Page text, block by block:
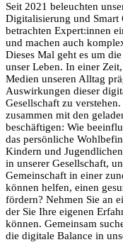
Seit 2021 beleuchten
Digitalisierung und Smart
betrachten Expert:innen
und machen auch
Dieses Mal geht es um
unser Leben. In einer
Medien unseren Alltag
Auswirkungen dieser
Gesellschaft zu
zusammen mit den
beschäftigen: Wie
das persönliche
Kindern und
in unserer Gesellschaft,
Gemeinschaft in einer
können helfen, einen
fördern? Nehmen Sie an
der Sie Ihre eigenen
können. Gemeinsam
die digitale Balance in